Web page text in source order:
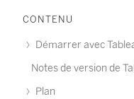
CONTENU
Démarrer avec
Notes de version de
Plan